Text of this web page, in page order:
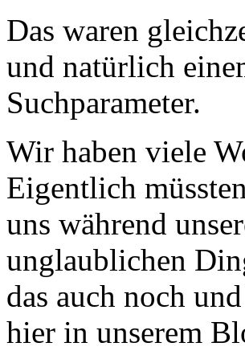
Das waren
und natürlich
Suchparameter.
Wir haben viele
Eigentlich
uns während
unglaublichen
das auch noch
hier in unserem